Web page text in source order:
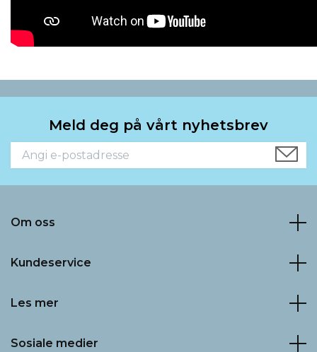
Meld deg på vårt nyhetsbrev
Om oss
Kundeservice
Les mer
Sosiale medier